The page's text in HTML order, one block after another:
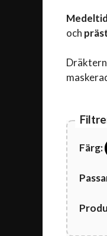
och
Färg: